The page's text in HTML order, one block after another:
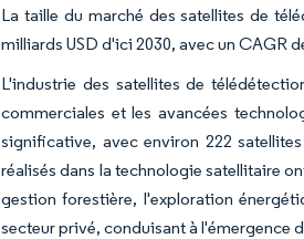
La taille du marché des satellites de
milliards USD d'ici 2030, avec un CAGR
L'industrie des satellites de
commerciales et les avancées
significative, avec environ 222
réalisés dans la technologie satellitaire
gestion forestière, l'exploration
secteur privé, conduisant à l'émergence